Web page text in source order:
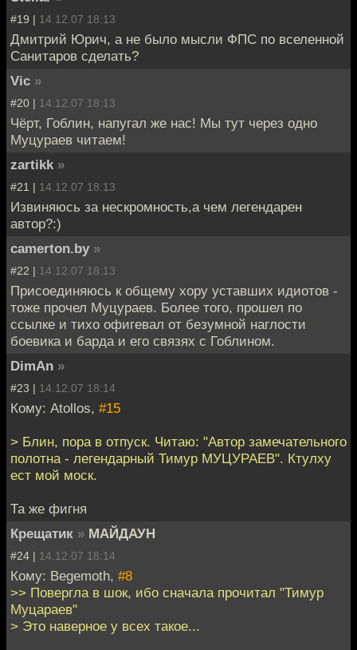
#19 | 14.12.07 18:13
Дмитрий Юрич, а не было мысли ФПС по вселенной
Санитаров сделать?
Vic »
#20 | 14.12.07 18:13
Чёрт, Гоблин, напугал же нас! Мы тут через одно
Муцураев читаем!
zartikk »
#21 | 14.12.07 18:13
Извиняюсь за нескромность,а чем легендарен
автор?:)
camerton.by »
#22 | 14.12.07 18:13
Присоединяюсь к общему хору уставших идиотов -
тоже прочел Муцураев. Более того, прошел по
ссылке и тихо офигевал от безумной наглости
боевика и барда и его связях с Гоблином.
DimAn »
#23 | 14.12.07 18:14
Кому: Atollos, #15
> Блин, пора в отпуск. Читаю: "Автор замечательного
полотна - легендарный Тимур МУЦУРАЕВ". Ктулху
ест мой моск.
Та же фигня
Крещатик » МАЙДАУН
#24 | 14.12.07 18:14
Кому: Begemoth, #8
>> Повергла в шок, ибо сначала прочитал "Тимур
Муцараев"
> Это наверное у всех такое...